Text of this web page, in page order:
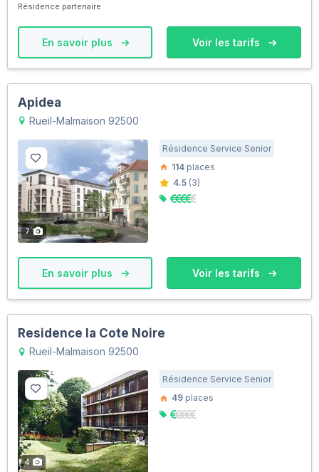
Résidence partenaire
En savoir plus Voir les tarifs
Apidea
Rueil-Malmaison 92500
7
Résidence Service Senior
114 places
4.5 (3)
En savoir plus Voir les tarifs
Residence la Cote Noire
Rueil-Malmaison 92500
4
Résidence Service Senior
49 places